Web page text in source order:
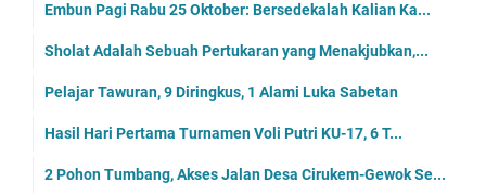
Embun Pagi Rabu 25 Oktober: Bersedekalah Kalian Ka...
Sholat Adalah Sebuah Pertukaran yang Menakjubkan,...
Pelajar Tawuran, 9 Diringkus, 1 Alami Luka Sabetan
Hasil Hari Pertama Turnamen Voli Putri KU-17, 6 T...
2 Pohon Tumbang, Akses Jalan Desa Cirukem-Gewok Se...